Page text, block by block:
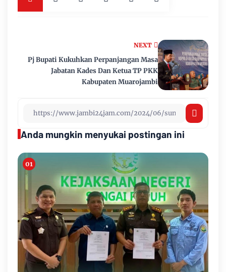
NEXT
Pj Bupati Kukuhkan Perpanjangan Masa
Jabatan Kades Dan Ketua TP PKK
Kabupaten Muarojambi
Anda mungkin menyukai postingan ini